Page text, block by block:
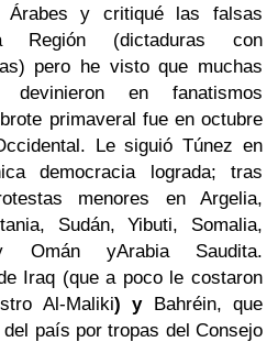
Árabes y critiqué las falsas
Región (dictaduras con
pero he visto que muchas
en fanatismos
primaveral fue enoctubre
. Le siguióTúnez en
democracia lograda; tras
menores en Argelia,
Sudán, Yibuti, Somalia,
y Omán yArabia Saudita.
Iraq (que a poco le costaron
Al-Maliki) y Bahréin, que
país por tropas del Consejo